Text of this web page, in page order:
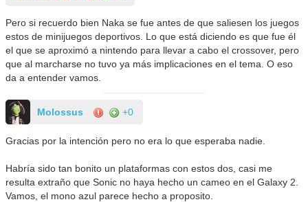
Pero si recuerdo bien Naka se fue antes de que saliesen los juegos
estos de minijuegos deportivos. Lo que está diciendo es que fue él
el que se aproximó a nintendo para llevar a cabo el crossover, pero
que al marcharse no tuvo ya más implicaciones en el tema. O eso
da a entender vamos.
Molossus +0
Gracias por la intención pero no era lo que esperaba nadie.
Habría sido tan bonito un plataformas con estos dos, casi me
resulta extraño que Sonic no haya hecho un cameo en el Galaxy 2.
Vamos, el mono azul parece hecho a proposito.